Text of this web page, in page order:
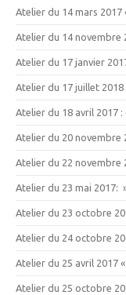
Atelier du 14 mars
Atelier du 14 novembre
Atelier du 17 janvier
Atelier du 17 juillet 2018
Atelier du 18 avril 2017 :
Atelier du 20 novembre
Atelier du 22 novembre
Atelier du 23 mai 2017:
Atelier du 23 octobre
Atelier du 24 octobre
Atelier du 25 avril 2017
Atelier du 25 octobre